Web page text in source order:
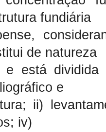
fundiária
de natureza
e está
e
ii)
iv)